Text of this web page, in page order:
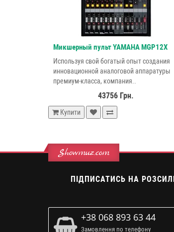
Микшерный пульт YAMAHA MGP12X
Используя свой богатый опыт создания
инновационной аналоговой аппаратуры
премиум-класса, компания..
43756 Грн.
Купити
Showmuz.com
ПІДПИСАТИСЬ НА
+38 068 893 63 44
Замовлення по телефону